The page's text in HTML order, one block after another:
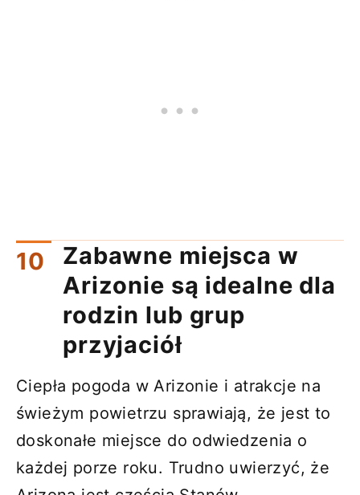
Zabawne miejsca w
Arizonie są idealne dla
rodzin lub grup
przyjaciół
Ciepła pogoda w Arizonie i atrakcje na
świeżym powietrzu sprawiają, że jest to
doskonałe miejsce do odwiedzenia o
każdej porze roku. Trudno uwierzyć, że